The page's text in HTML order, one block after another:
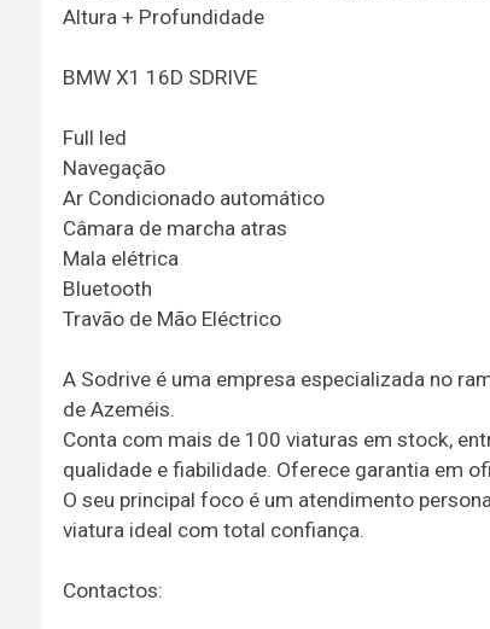
Altura + Profundidade
BMW X1 16D SDRIVE
Full led
Navegação
Ar Condicionado automático
Câmara de marcha atras
Mala elétrica
Bluetooth
Travão de Mão Eléctrico
A Sodrive é uma empresa especializada no
de Azeméis.
Conta com mais de 100 viaturas em stock,
qualidade e fiabilidade. Oferece garantia em
O seu principal foco é um atendimento
viatura ideal com total confiança.
Contactos: